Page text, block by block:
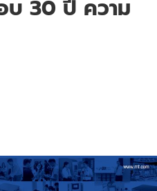
บ 30 ปี ความ